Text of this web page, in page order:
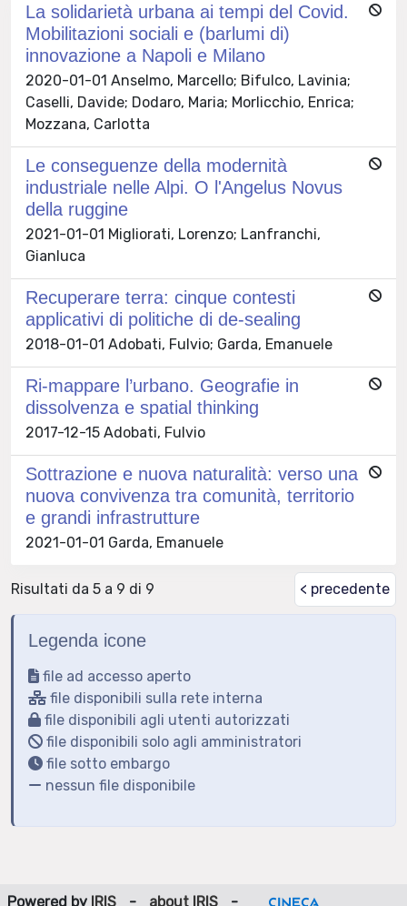
La solidarietà urbana ai tempi del Covid.
Mobilitazioni sociali e (barlumi di)
innovazione a Napoli e Milano
2020-01-01 Anselmo, Marcello; Bifulco, Lavinia;
Caselli, Davide; Dodaro, Maria; Morlicchio, Enrica;
Mozzana, Carlotta
Le conseguenze della modernità
industriale nelle Alpi. O l'Angelus Novus
della ruggine
2021-01-01 Migliorati, Lorenzo; Lanfranchi,
Gianluca
Recuperare terra: cinque contesti
applicativi di politiche di de-sealing
2018-01-01 Adobati, Fulvio; Garda, Emanuele
Ri-mappare l’urbano. Geografie in
dissolvenza e spatial thinking
2017-12-15 Adobati, Fulvio
Sottrazione e nuova naturalità: verso una
nuova convivenza tra comunità, territorio
e grandi infrastrutture
2021-01-01 Garda, Emanuele
Risultati da 5 a 9 di 9 < precedente
Legenda icone
file ad accesso aperto
file disponibili sulla rete interna
file disponibili agli utenti autorizzati
file disponibili solo agli amministratori
file sotto embargo
nessun file disponibile
Powered by IRIS - about IRIS -